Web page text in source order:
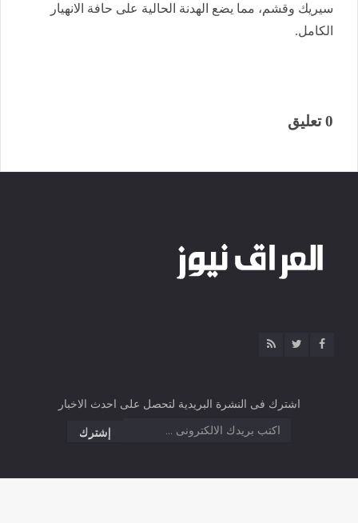
سيريك وقشم، مما يضع الهدنة الحالية على حافة الانهيار
الكامل.
0 تعليق
اشترك فى النشرة البريدية لتحصل على احدث الاخبار